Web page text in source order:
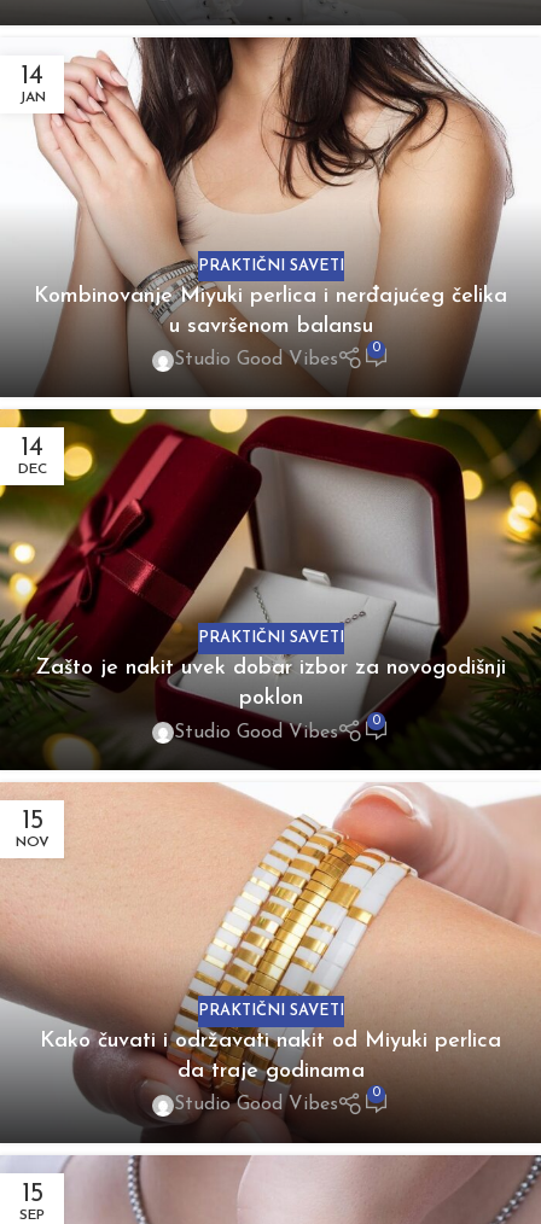
14
JAN
PRAKTIČNI SAVETI
Kombinovanje Miyuki perlica i nerđajućeg čelika
u savršenom balansu
Studio Good Vibes
0
14
DEC
PRAKTIČNI SAVETI
Zašto je nakit uvek dobar izbor za novogodišnji
poklon
Studio Good Vibes
0
15
NOV
PRAKTIČNI SAVETI
Kako čuvati i održavati nakit od Miyuki perlica
da traje godinama
Studio Good Vibes
0
15
SEP